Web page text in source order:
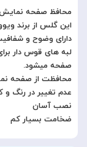
محافظ صفحه
این گلس از برند
دارای وضوح و
لبه های قوس دار
صفحه میشود.
محافظت از صفحه
عدم تغییر در رنگ و
نصب آسان
ضخامت بسیار کم